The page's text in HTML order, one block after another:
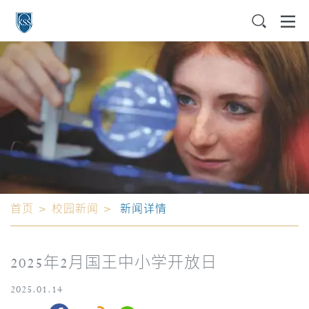
首页 > 校园新闻 > 新闻详情
2025年2月国王中小学开放日
2025.01.14